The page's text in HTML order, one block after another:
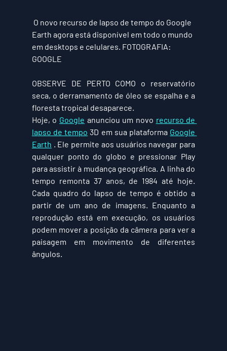
Earth agora está disponível em todo o mundo
em desktops e celulares. FOTOGRAFIA:
GOOGLE
OBSERVE DE PERTO COMO o reservatório
seca, o derramamento de óleo se espalha e a
floresta tropical desaparece.
Hoje, o Google anunciou um novo recurso de
lapso de tempo 3D em sua plataforma Google
Earth . Ele permite aos usuários navegar para
qualquer ponto do globo e pressionar Play
para assistir à mudança geográfica. A linha do
tempo remonta 37 anos, de 1984 até hoje.
Cada quadro do lapso de tempo é obtido a
partir de um ano de imagens. Enquanto a
reprodução está em execução, os usuários
podem mover a posição da câmera para ver a
paisagem em movimento de diferentes
ângulos.